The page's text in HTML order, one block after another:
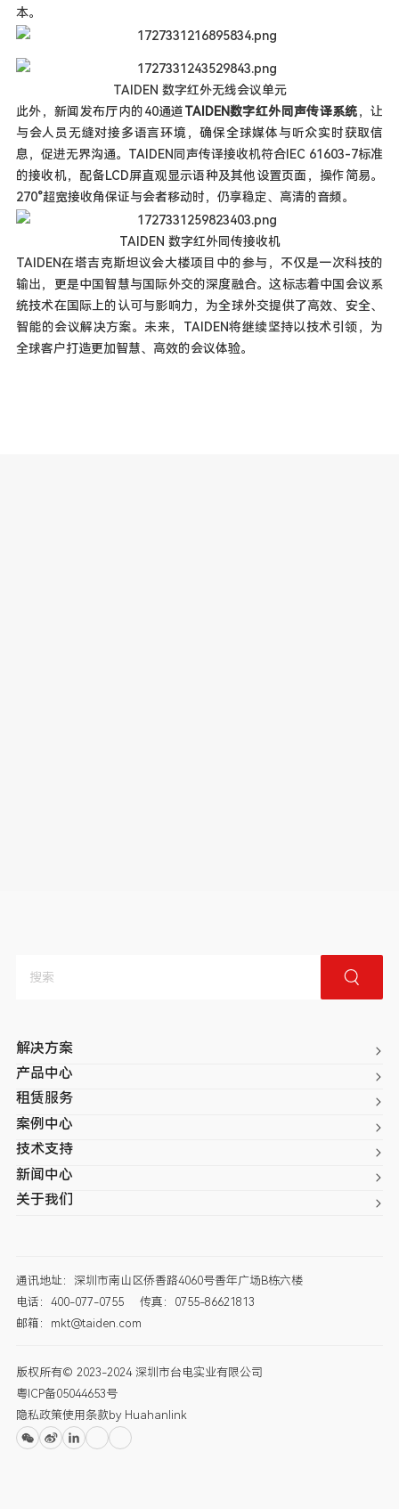
本。
TAIDEN 数字红外无线会议单元
此外，新闻发布厅内的40通道TAIDEN数字红外同声传译系统，让
与会人员无缝对接多语言环境，确保全球媒体与听众实时获取信
息，促进无界沟通。TAIDEN同声传译接收机符合IEC 61603-7标准
的接收机，配备LCD屏直观显示语种及其他设置页面，操作简易。
270°超宽接收角保证与会者移动时，仍享稳定、高清的音频。
TAIDEN 数字红外同传接收机
TAIDEN在塔吉克斯坦议会大楼项目中的参与，不仅是一次科技的
输出，更是中国智慧与国际外交的深度融合。这标志着中国会议系
统技术在国际上的认可与影响力，为全球外交提供了高效、安全、
智能的会议解决方案。未来，TAIDEN将继续坚持以技术引领，为
全球客户打造更加智慧、高效的会议体验。
解决方案
产品中心
租赁服务
案例中心
技术支持
新闻中心
关于我们
通讯地址：深圳市南山区侨香路4060号香年广场B栋六楼
电话：400-077-0755
传真：0755-86621813
邮箱：mkt@taiden.com
版权所有© 2023-2024 深圳市台电实业有限公司
粤ICP备05044653号
隐私政策使用条款 by Huahanlink